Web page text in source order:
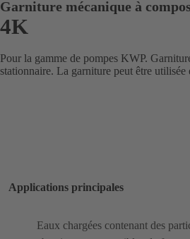
Garniture mécanique à
4K
Pour la gamme de pompes KWP.
stationnaire. La garniture peut être
Applications principales
Eaux chargées contenant des